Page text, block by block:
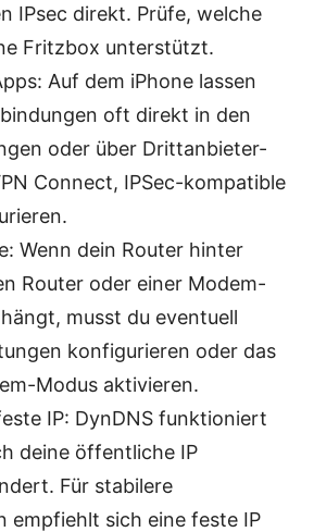
IPsec direkt. Prüfe, welche
Fritzbox unterstützt.
Auf dem iPhone lassen
oft direkt in den
oder über Drittanbieter-
Connect, IPSec-kompatible
Wenn dein Router hinter
Router oder einer Modem-
musst du eventuell
konfigurieren oder das
Modus aktivieren.
IP: DynDNS funktioniert
deine öffentliche IP
Für stabilere
empfiehlt sich eine feste IP